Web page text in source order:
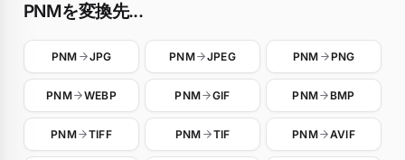
PNMを変換先...
PNM JPG PNM JPEG PNM PNG
PNM WEBP PNM GIF PNM BMP
PNM TIFF PNM TIF PNM AVIF